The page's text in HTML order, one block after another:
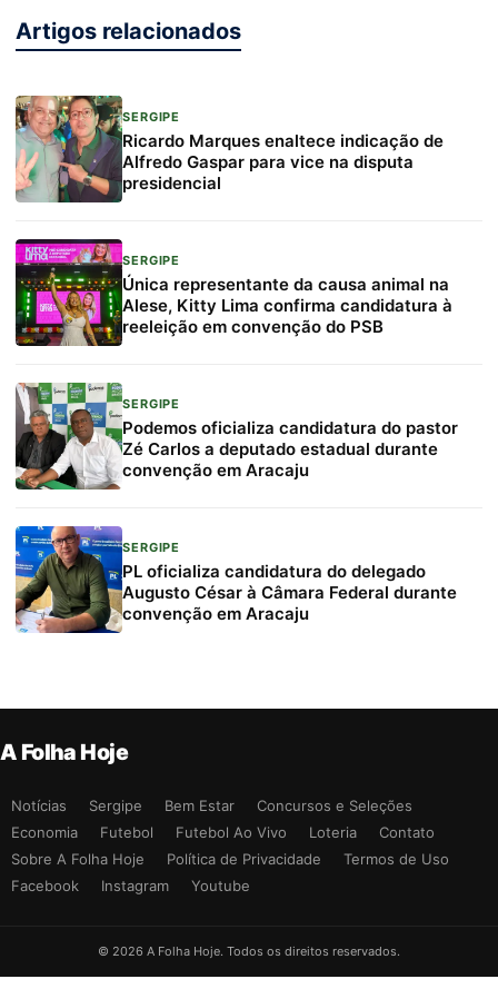
Artigos relacionados
SERGIPE
Ricardo Marques enaltece indicação de
Alfredo Gaspar para vice na disputa
presidencial
SERGIPE
Única representante da causa animal na
Alese, Kitty Lima confirma candidatura à
reeleição em convenção do PSB
SERGIPE
Podemos oficializa candidatura do pastor
Zé Carlos a deputado estadual durante
convenção em Aracaju
SERGIPE
PL oficializa candidatura do delegado
Augusto César à Câmara Federal durante
convenção em Aracaju
A Folha Hoje
Notícias Sergipe Bem Estar
Concursos e Seleções
Economia
Futebol Futebol Ao Vivo Loteria
Contato
Sobre A Folha Hoje
Política de Privacidade
Termos de Uso
Facebook
Instagram Youtube
© 2026 A Folha Hoje. Todos os direitos reservados.